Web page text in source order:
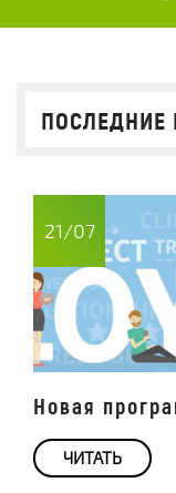
ПОСЛЕДНИЕ
21/07
Новая
ЧИТАТЬ